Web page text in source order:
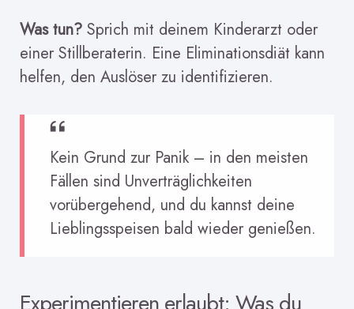
Was tun? Sprich mit deinem Kinderarzt oder
einer Stillberaterin. Eine Eliminationsdiät kann
helfen, den Auslöser zu identifizieren.
Kein Grund zur Panik – in den meisten
Fällen sind Unverträglichkeiten
vorübergehend, und du kannst deine
Lieblingsspeisen bald wieder genießen.